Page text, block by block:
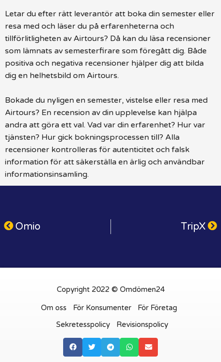
Letar du efter rätt leverantör att boka din semester eller
resa med och läser du på erfarenheterna och
tillförlitligheten av Airtours? Då kan du läsa recensioner
som lämnats av semesterfirare som föregått dig. Både
positiva och negativa recensioner hjälper dig att bilda
dig en helhetsbild om Airtours.
Bokade du nyligen en semester, vistelse eller resa med
Airtours? En recension av din upplevelse kan hjälpa
andra att göra ett val. Vad var din erfarenhet? Hur var
tjänsten? Hur gick bokningsprocessen till? Alla
recensioner kontrolleras för autenticitet och falsk
information för att säkerställa en ärlig och användbar
informationsinsamling.
Omio TripX
Copyright 2022 © Omdömen24
Om oss För Konsumenter
För Företag
Sekretesspolicy
Revisionspolicy